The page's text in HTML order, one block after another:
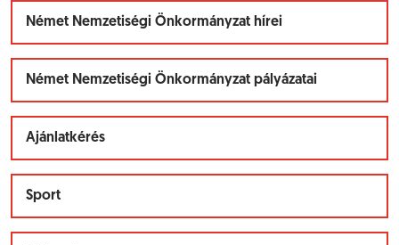
Német Nemzetiségi Önkormányzat hírei
Német Nemzetiségi Önkormányzat pályázatai
Ajánlatkérés
Sport